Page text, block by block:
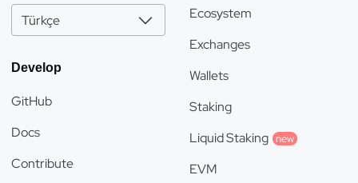
Türkçe
Develop
GitHub
Docs
Contribute
Ecosystem
Exchanges
Wallets
Staking
Liquid Staking new
EVM